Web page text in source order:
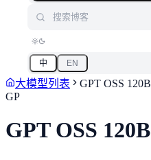
中 EN
大模型列表
GPT OSS 120B
GP
GPT OSS 120B